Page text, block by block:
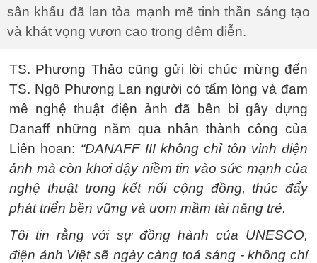
sân khấu đã lan tỏa mạnh mẽ tinh thần sáng tạo
và khát vọng vươn cao trong đêm diễn.
TS. Phương Thảo cũng gửi lời chúc mừng đến
TS. Ngô Phương Lan người có tấm lòng và đam
mê nghệ thuật điện ảnh đã bền bỉ gây dựng
Danaff những năm qua nhân thành công của
Liên hoan: “DANAFF III không chỉ tôn vinh điện
ảnh mà còn khơi dậy niềm tin vào sức mạnh của
nghệ thuật trong kết nối cộng đồng, thúc đẩy
phát triển bền vững và ươm mầm tài năng trẻ.
Tôi tin rằng với sự đồng hành của UNESCO,
điện ảnh Việt sẽ ngày càng toả sáng - không chỉ